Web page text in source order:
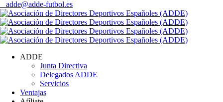
adde@adde-futbol.es
ADDE
Junta Directiva
Delegados ADDE
Servicios
Ventajas